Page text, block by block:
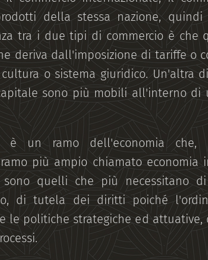
della stessa nazione,
tra i due tipi di commercio è che
deriva dall'imposizione di tariffe o
o sistema giuridico. Un'altra
sono più mobili all'interno di
è un ramo dell'economia che,
più ampio chiamato economia
quelli che più necessitano
di tutela dei diritti poiché
politiche strategiche ed attuative,